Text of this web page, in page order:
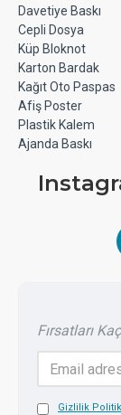
Davetiye Baskı
Cepli Dosya
Küp Bloknot
Karton Bardak
Kağıt Oto Paspas
Afiş Poster
Plastik Kalem
Ajanda Baskı
Fırsatları
Gizlilik